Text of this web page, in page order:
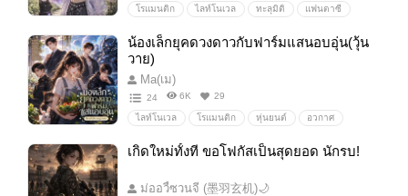
โรแมนติก ไลท์โนเวล ทะลุมิติ แฟนตาซี
น้องเล็กยุคดวงดาวกับฟาร์มแสนอบอุ่น(วุ้น
วาย)
Ma(เม)
24 6K 29
ไลท์โนเวล โรแมนติก หุ่นยนต์ อวกาศ
ต่างดาว ไซไฟ
เกิดใหม่ทั้งที ขอโฟกัสเป็นสุดยอด นักรบ!
ม่ออวี้ซวนจี (墨羽玄机)🌙